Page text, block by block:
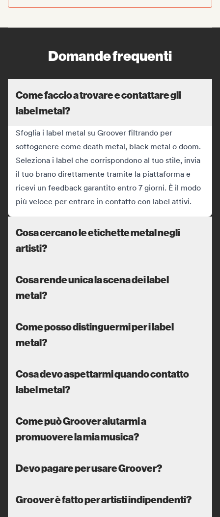
Domande frequenti
Come faccio a trovare e contattare gli
label metal?
Sfoglia i label metal su Groover filtrando per
sottogenere come death metal, black metal o doom.
Seleziona i label che corrispondono al tuo stile, invia
il tuo brano direttamente tramite la piattaforma e
ricevi un feedback garantito entro 7 giorni. È il modo
più veloce per entrare in contatto con label attivi.
Cosa cercano le etichette metal negli
artisti?
Cosa rende unica la scena dei label
metal?
Come posso distinguermi per i label
metal?
Cosa devo aspettarmi quando contatto
label metal?
Come può Groover aiutarmi a
promuovere la mia musica?
Devo pagare per usare Groover?
Groover è fatto per artisti indipendenti?